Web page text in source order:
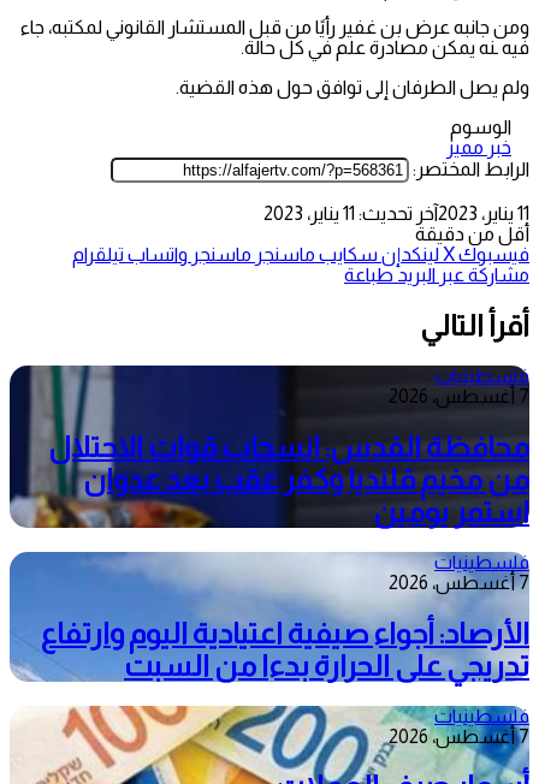
ومن جانبه عرض بن غفير رأيًا من قبل المستشار القانوني لمكتبه، جاء
فيه ـنه يمكن مصادرة علم في كل حالة.
ولم يصل الطرفان إلى توافق حول هذه القضية.
الوسوم
خبر مميز
الرابط المختصر:
11 يناير، 2023
آخر تحديث: 11 يناير، 2023
أقل من دقيقة
فيسبوك‫Xلينكدإن سكايب ماسنجر ماسنجر واتساب تيلقرام
مشاركة عبر البريد طباعة
أقرأ التالي
فلسطينيات
7 أغسطس، 2026
محافظة القدس: انسحاب قوات الاحتلال
من مخيم قلنديا وكفر عقب بعد عدوان
استمر يومين
فلسطينيات
7 أغسطس، 2026
الأرصاد: أجواء صيفية اعتيادية اليوم وارتفاع
تدريجي على الحرارة بدءا من السبت
فلسطينيات
7 أغسطس، 2026